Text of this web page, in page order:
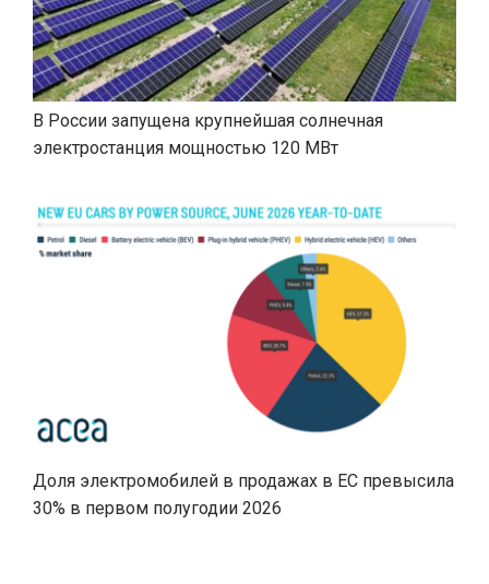
В России запущена крупнейшая солнечная
электростанция мощностью 120 МВт
Доля электромобилей в продажах в ЕС превысила
30% в первом полугодии 2026